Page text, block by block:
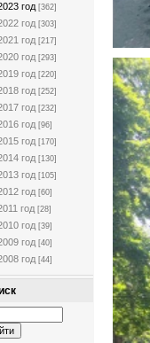
год [362]
год [303]
год [217]
год [293]
год [220]
год [252]
год [232]
год [96]
год [170]
год [130]
год [105]
год [60]
год [28]
год [39]
год [40]
год [44]